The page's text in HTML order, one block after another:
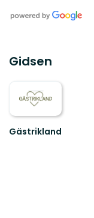
Gidsen
Gästrikland